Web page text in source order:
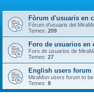
Fòrum d'usuaris en
Fòrum d'usuaris del
Temes: 209
Foro de usuarios en
Foro de usuarios de
Temes: 27
English users forum
MiraMon users forum to
Temes: 8